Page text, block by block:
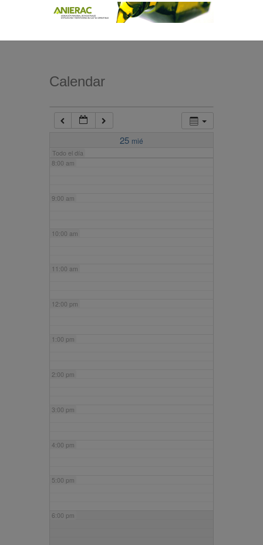
Calendar
25 mié
Todo el día
7:00 am
8:00 am
9:00 am
10:00 am
11:00 am
12:00 pm
1:00 pm
2:00 pm
3:00 pm
4:00 pm
5:00 pm
6:00 pm